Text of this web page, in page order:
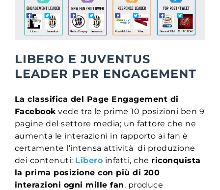
LIBERO E JUVENTUS
LEADER PER ENGAGEMENT
La classifica del Page Engagement di
Facebookvede tra le prime 10 posizioni ben 9
pagine del settore media; un fattore che ne
aumenta le interazioni in rapporto ai fan è
certamente l’intensa attività di produzione
dei contenuti: Libero infatti, che riconquista
la prima posizione con più di 200
interazioni ogni mille fan, produce